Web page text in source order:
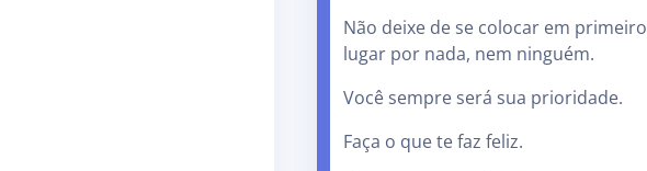
Não deixe de se colocar em primeiro
lugar por nada, nem ninguém.
Você sempre será sua prioridade.
Faça o que te faz feliz.